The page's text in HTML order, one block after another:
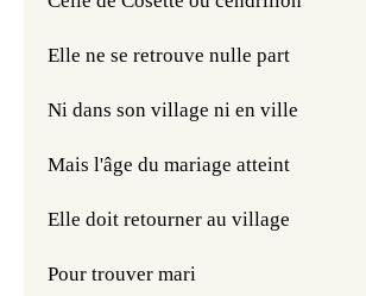
Elle ne se retrouve nulle part
Ni dans son village ni en ville
Mais l'âge du mariage atteint
Elle doit retourner au village
Pour trouver mari